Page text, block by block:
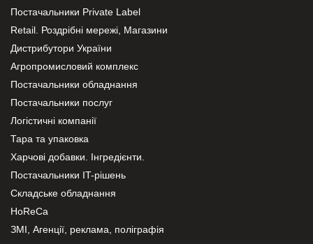
Постачальники Private Label
Retail. Роздрібні мережі, Магазини
Дистрибутори України
Агропромисловий комплекс
Постачальники обладнання
Постачальники послуг
Логістичні компанії
Тара та упаковка
Харчові добавки. Інгредієнти.
Постачальники IT-рішень
Складське обладнання
HoReCa
ЗМІ, Агенції, реклама, поліграфія